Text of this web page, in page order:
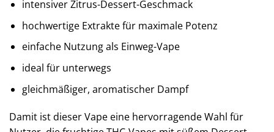
intensiver Zitrus-Dessert-Geschmack
hochwertige Extrakte für maximale Potenz
einfache Nutzung als Einweg-Vape
ideal für unterwegs
gleichmäßiger, aromatischer Dampf
Damit ist dieser Vape eine hervorragende Wahl für